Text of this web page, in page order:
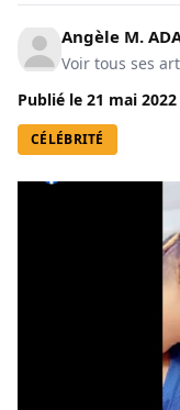
Angèle M.
Voir tous ses
Publié le 21 mai 2022
CÉLÉBRITÉ